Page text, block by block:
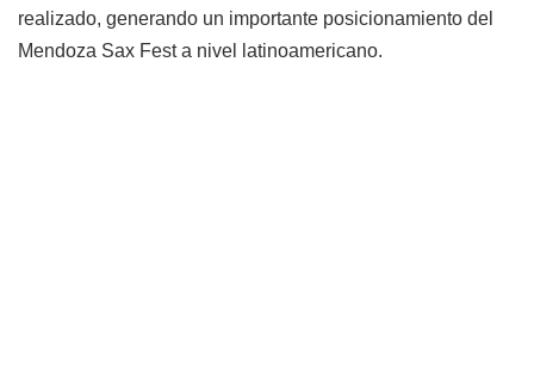
realizado, generando un importante posicionamiento del
Mendoza Sax Fest a nivel latinoamericano.